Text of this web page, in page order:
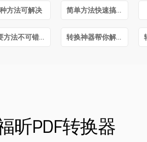
方法可解决 简单方法快速搞定
重要方法不可错过 转换神器帮你解决
昕PDF转换器